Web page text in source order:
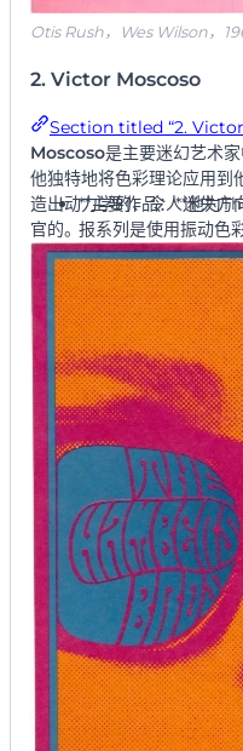
Otis Rush，Wes Wilson，
2. Victor Moscoso
Section titled “2.
Moscoso是主要迷幻艺术
他独特地将色彩理论应用到
造出动力学的、令人迷失方
官的。
**主要作品：**他为
报系列是使用振动色
观看的海报。